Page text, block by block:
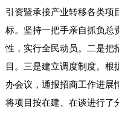
引资暨承接产业转移各类项
标。坚持一把手亲自抓负总
性，实行全民动员。二是把
目。三是建立调度制度。根
办会议，通报招商工作进展
将项目按在建、在谈进行了